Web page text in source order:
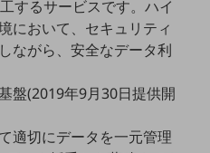
するサービスです。ハイ
において、セキュリティ
ながら、安全なデータ利
盤(2019年9月30日提供開
適切にデータを一元管理